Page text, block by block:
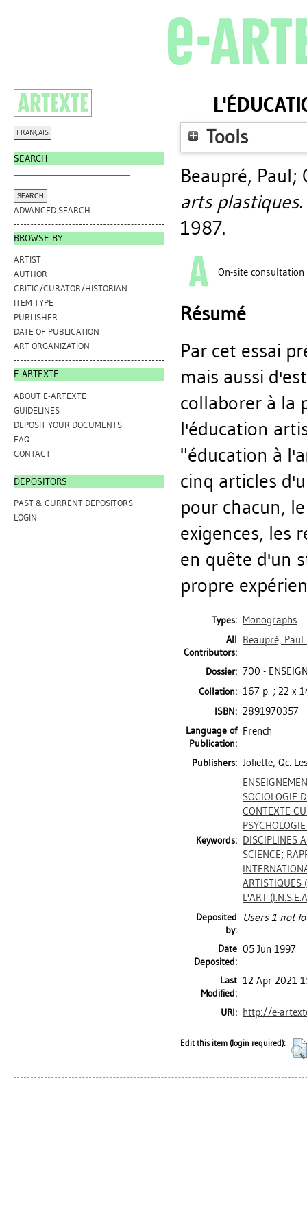
FRANÇAIS
SEARCH
ADVANCED SEARCH
BROWSE BY
ARTIST
AUTHOR
CRITIC/CURATOR/HISTORIAN
ITEM TYPE
PUBLISHER
DATE OF PUBLICATION
ART ORGANIZATION
E-ARTEXTE
ABOUT E-ARTEXTE
GUIDELINES
DEPOSIT YOUR DOCUMENTS
FAQ
CONTACT
DEPOSITORS
PAST & CURRENT DEPOSITORS
LOGIN
Tools
Beaupré, Paul;
arts plastiques.
1987.
On-site consultation
Résumé
Par cet essai
mais aussi
collaborer à la
l'éducation
"éducation à
cinq articles
pour chacun,
exigences, les
en quête d'un
propre
Types: Monographs
All
Contributors:
Beaupré, Paul
Dossier: 700 -
Collation: 167 p. ; 22 x
ISBN: 2891970357
Language of
Publication:
French
Publishers: Joliette, Qc:
Keywords:
SOCIOLOGIE
CONTEXTE
DISCIPLINES
SCIENCE;
ARTISTIQUES
L'ART
Deposited
by:
Users 1 not
Date
Deposited:
05 Jun 1997
Last
Modified:
12 Apr 2021
URI: http://e-
Edit this item (login required):